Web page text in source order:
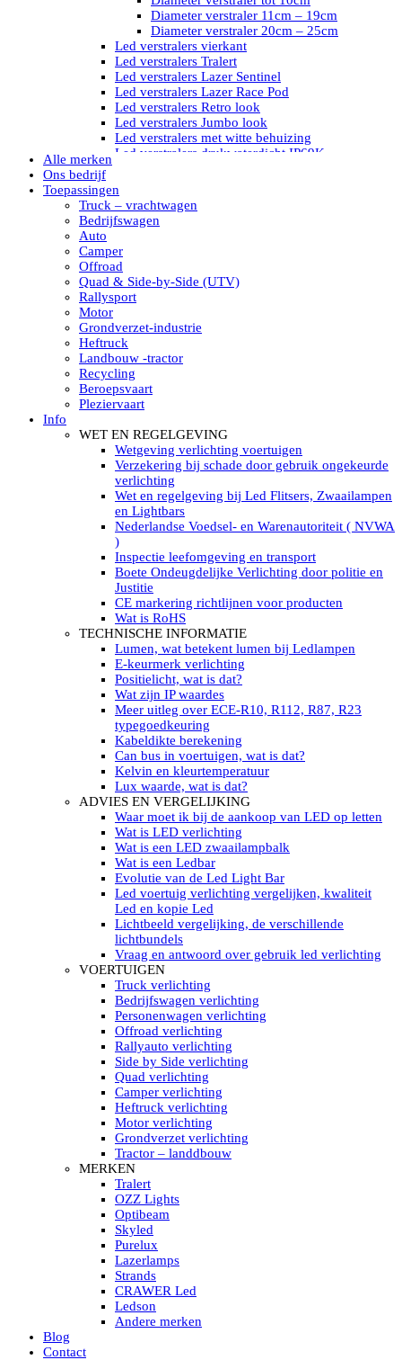
Diameter verstraler 11cm – 19cm
Diameter verstraler 20cm – 25cm
Led verstralers vierkant
Led verstralers Tralert
Led verstralers Lazer Sentinel
Led verstralers Lazer Race Pod
Led verstralers Retro look
Led verstralers Jumbo look
Led verstralers met witte behuizing
Led verstralers drukwaterdicht IP69K
LED WERKLAMPEN
Model werklamp
Led werklamp vierkant
Led werklamp ovaal
Led werklamp kleur wit
Combinatie LED werklampen
Led achteruitrijverlichting
Led onderbouw achteruitrijlamp
Led werklamp industrieel
Led veiligheidsverlichting
Led werklamp tractor
Led werklamp ADR
Led werklamp drukwaterdicht IP69K
Led werklampen assortiment Tralert
Led breedstralers Lazer
Led werklampen in Subcategorieën
LED WERKVERLICHTING
LED’s work werklamp met accu
LED’s work werklamp portable 220V
LED’s work werklamp Hybride
Led lichtslang 220 Volt
LED’s work werklamp met statief 220V
LED’s light PRO schijnwerpers 220V
LED High Bay verlichting 220V
Subcategorieën Led werkverlichting
LED SIGNALISATIE
Led Flitsers
Werkverlichting met Led flitsers
Led zwaailampbalk
Led Multi zwaailampbalk
Led flitsbalk compact
Traffic Advisors
Led zwaailicht
Accessoires signalering
Led signalisatie in Subcategorieën
LED KOPLAMPEN GEKEURD
Led koplampen inbouw
Led koplampen opbouw
Led koplampen tractoren
Subcategorieën Led koplampen
LED ZOEKLICHT
Electrische Led zoeklamp Allremote
Electrisch Led zoeklicht Golight
Marinco Roestvrijstaal Led zoeklicht
Elektrisch Led zoeklicht diverse
Led zoeklamp accessoires ALLremote
Led zoeklicht 230V
Subcategorieën Led zoeklichten
HELLA MARINE LED
Sea Hawk – Light Bars
Sea Hawk – Light Bars – Edge Light
Sea Hawk – Work Lights
RokLUME Led werklampen
HypaLUME Led werklampen
Subcategorieën Hella Marine Led
LED STRIPS
Led strip flexibel Click & Go
Led strip RGB op rol
Led strip IP68 waterdicht
Led strip kleur wit
Led strips Vantage
Led strip met ingebouwde accu
Subcategorieën Led strips
LED INTERIEUR VERLICHTING
Led verlichting interieur PIR / Touch
LED Armatuur met Strip 220V
Led strips
Subcategorieën Led interieur
PORTABLE ACCU LED LAMP
Led hoofdlamp
Camping led verlichting
Led zaklamp
Accu werklamp
Alle merken
Ons bedrijf
Toepassingen
Truck – vrachtwagen
Bedrijfswagen
Auto
Camper
Offroad
Quad & Side-by-Side (UTV)
Rallysport
Motor
Grondverzet-industrie
Heftruck
Landbouw -tractor
Recycling
Beroepsvaart
Pleziervaart
Info
WET EN REGELGEVING
Wetgeving verlichting voertuigen
Verzekering bij schade door gebruik ongekeurde
verlichting
Wet en regelgeving bij Led Flitsers, Zwaailampen
en Lightbars
Nederlandse Voedsel- en Warenautoriteit ( NVWA
)
Inspectie leefomgeving en transport
Boete Ondeugdelijke Verlichting door politie en
Justitie
CE markering richtlijnen voor producten
Wat is RoHS
TECHNISCHE INFORMATIE
Lumen, wat betekent lumen bij Ledlampen
E-keurmerk verlichting
Positielicht, wat is dat?
Wat zijn IP waardes
Meer uitleg over ECE-R10, R112, R87, R23
typegoedkeuring
Kabeldikte berekening
Can bus in voertuigen, wat is dat?
Kelvin en kleurtemperatuur
Lux waarde, wat is dat?
ADVIES EN VERGELIJKING
Waar moet ik bij de aankoop van LED op letten
Wat is LED verlichting
Wat is een LED zwaailampbalk
Wat is een Ledbar
Evolutie van de Led Light Bar
Led voertuig verlichting vergelijken, kwaliteit
Led en kopie Led
Lichtbeeld vergelijking, de verschillende
lichtbundels
Vraag en antwoord over gebruik led verlichting
VOERTUIGEN
Truck verlichting
Bedrijfswagen verlichting
Personenwagen verlichting
Offroad verlichting
Rallyauto verlichting
Side by Side verlichting
Quad verlichting
Camper verlichting
Heftruck verlichting
Motor verlichting
Grondverzet verlichting
Tractor – landdbouw
MERKEN
Tralert
OZZ Lights
Optibeam
Skyled
Purelux
Lazerlamps
Strands
CRAWER Led
Ledson
Andere merken
Blog
Contact